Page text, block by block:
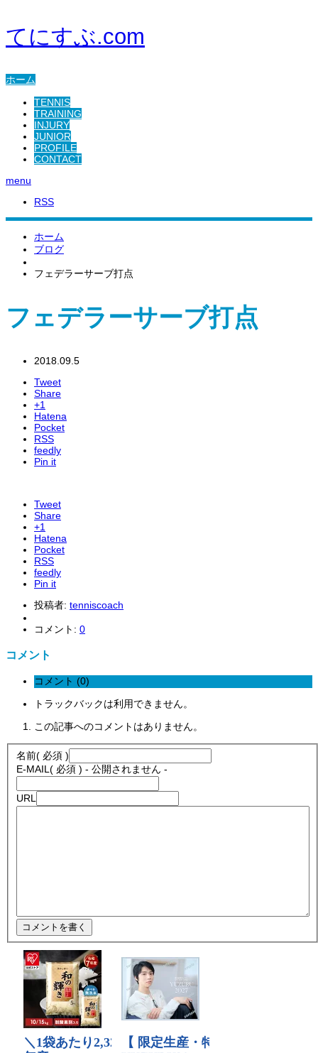
てにすぶ.com
ホーム
TENNIS
TRAINING
INJURY
JUNIOR
PROFILE
CONTACT
menu
RSS
ホーム
ブログ
フェデラーサーブ打点
フェデラーサーブ打点
2018.09.5
Tweet
Share
+1
Hatena
Pocket
RSS
feedly
Pin it
Tweet
Share
+1
Hatena
Pocket
RSS
feedly
Pin it
投稿者: tenniscoach
コメント: 0
コメント
コメント (0)
トラックバックは利用できません。
この記事へのコメントはありません。
名前( 必須 )
E-MAIL ( 必須 ) - 公開されません -
URL